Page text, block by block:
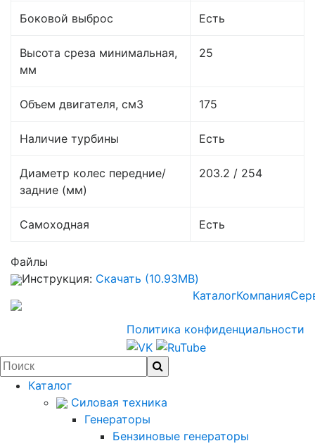
Боковой выброс Есть
Высота среза минимальная,
мм
25
Объем двигателя, см3 175
Наличие турбины Есть
Диаметр колес передние/
задние (мм)
203.2 / 254
Самоходная Есть
Файлы
Инструкция: Скачать (10.93MB)
КаталогКомпания
Политика конфиденциальности
Каталог
Силовая техника
Генераторы
Бензиновые генераторы